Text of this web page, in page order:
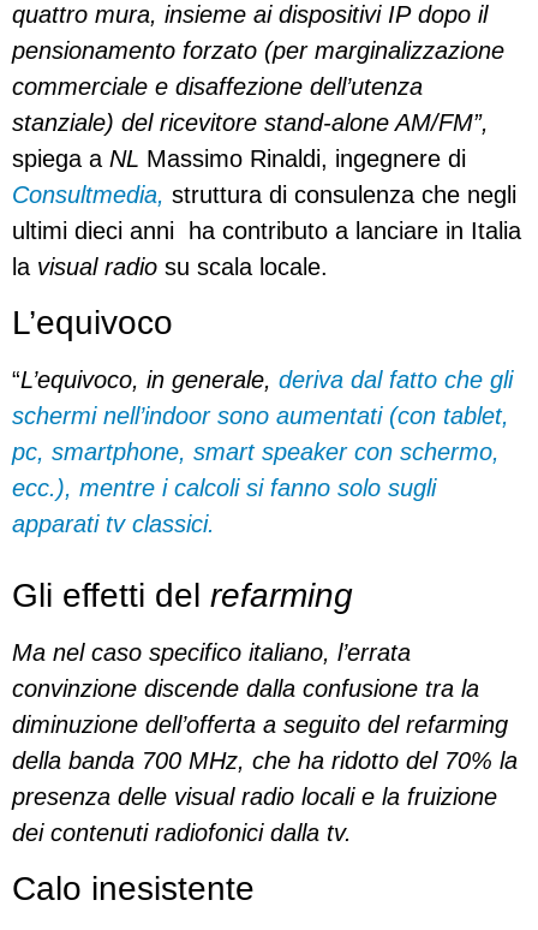
quattro mura, insieme ai dispositivi IP dopo il
pensionamento forzato (per marginalizzazione
commerciale e disaffezione dell’utenza
stanziale) del ricevitore stand-alone AM/FM”,
spiega a NL Massimo Rinaldi, ingegnere di
Consultmedia, struttura di consulenza che negli
ultimi dieci anni ha contributo a lanciare in Italia
la visual radio su scala locale.
L’equivoco
“L’equivoco, in generale, deriva dal fatto che gli
schermi nell’indoor sono aumentati (con tablet,
pc, smartphone, smart speaker con schermo,
ecc.), mentre i calcoli si fanno solo sugli
apparati tv classici.
Gli effetti del refarming
Ma nel caso specifico italiano, l’errata
convinzione discende dalla confusione tra la
diminuzione dell’offerta a seguito del refarming
della banda 700 MHz, che ha ridotto del 70% la
presenza delle visual radio locali e la fruizione
dei contenuti radiofonici dalla tv.
Calo inesistente